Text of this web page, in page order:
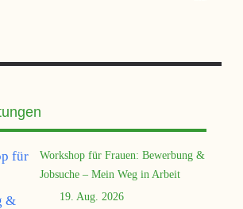
Workshop für Frauen: Bewerbung &
Jobsuche – Mein Weg in Arbeit
19. Aug. 2026